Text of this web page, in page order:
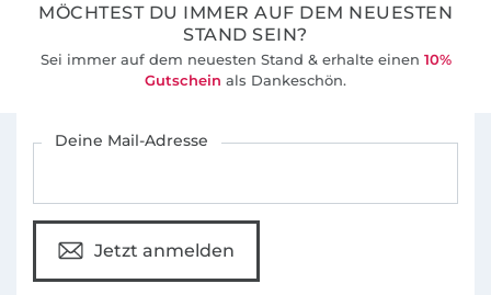
MÖCHTEST DU IMMER AUF DEM NEUESTEN
STAND SEIN?
Sei immer auf dem neuesten Stand & erhalte einen 10%
Gutschein als Dankeschön.
Deine Mail-Adresse
Jetzt anmelden